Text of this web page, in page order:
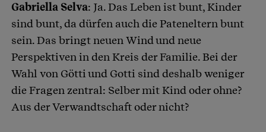
Gabriella Selva: Ja. Das Leben ist bunt, Kinder
sind bunt, da dürfen auch die Pateneltern bunt
sein. Das bringt neuen Wind und neue
Perspektiven in den Kreis der Familie. Bei der
Wahl von Götti und Gotti sind deshalb weniger
die Fragen zentral: Selber mit Kind oder ohne?
Aus der Verwandtschaft oder nicht?